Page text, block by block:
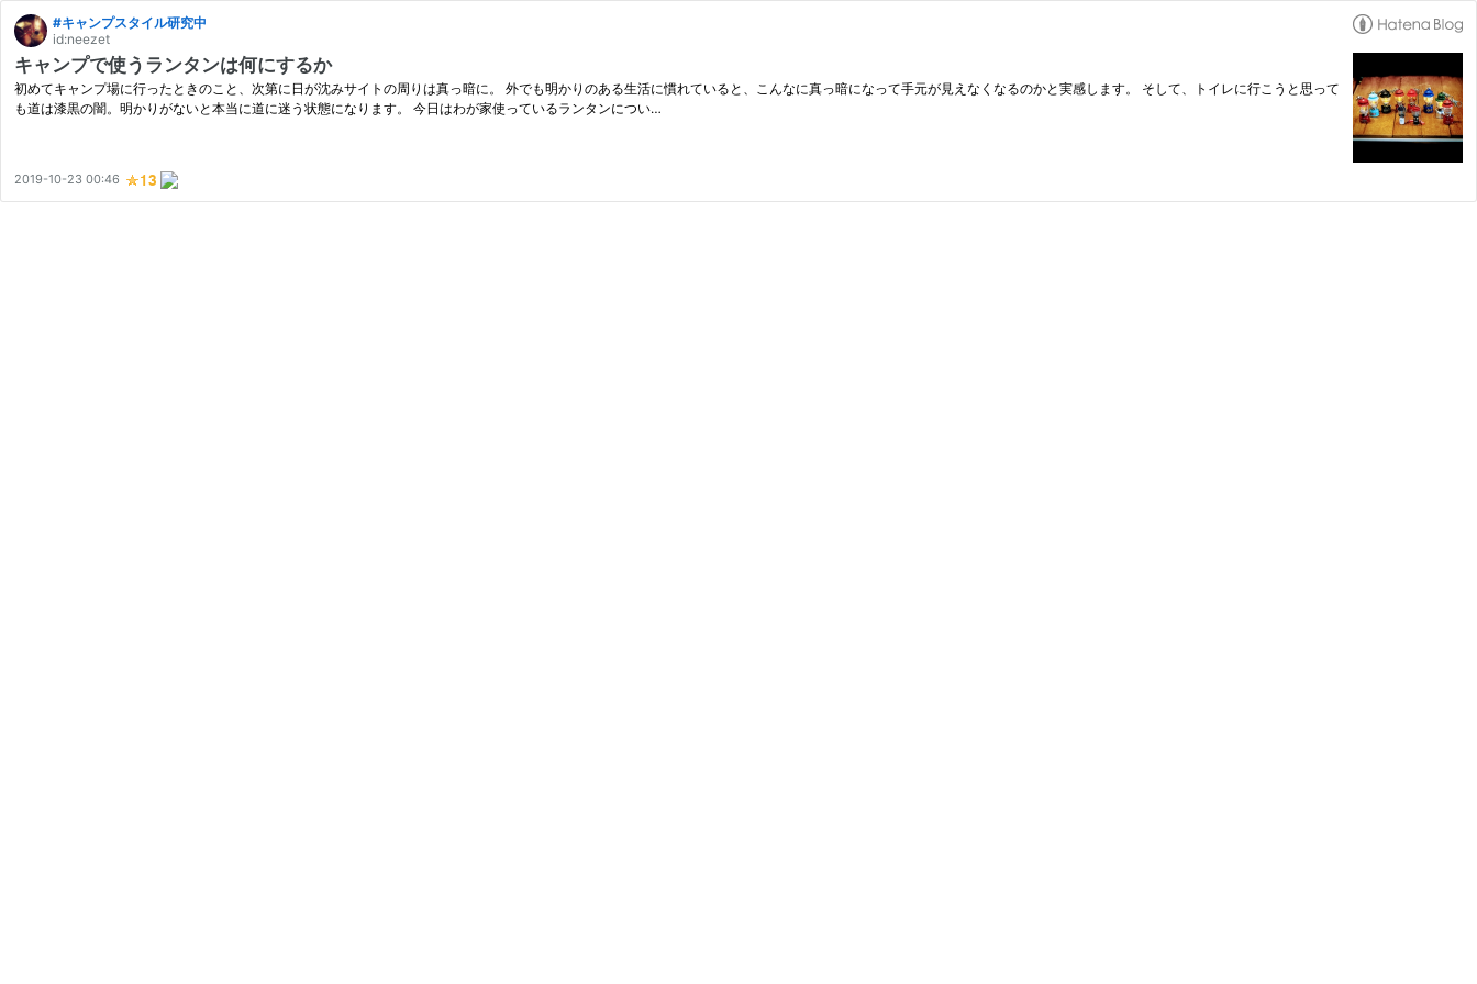
#キャンプスタイル研究中
id:neezet
キャンプで使うランタンは何にするか
初めてキャンプ場に行ったときのこと、次第に日が沈みサイトの周りは真っ暗に。 外でも明かりのある生活に慣れていると、こんなに真っ暗になって手元が見えなくなるのかと実感します。 そして、トイレに行こうと思って
も道は漆黒の闇。明かりがないと本当に道に迷う状態になります。 今日はわが家使っているランタンについ…
2019-10-23 00:46